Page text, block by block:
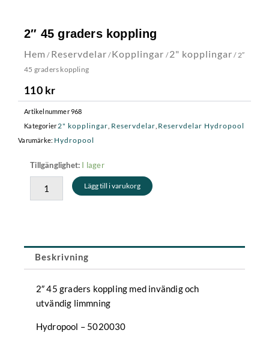
2″ 45 graders koppling
Hem / Reservdelar /Kopplingar /2" kopplingar / 2″
45 graders koppling
110 kr
Artikelnummer968
Kategorier 2" kopplingar Reservdelar Reservdelar Hydropool
Varumärke: Hydropool
Tillgänglighet: I lager
2"
45
graders
koppling
Lägg till i varukorg
Beskrivning
2″ 45 graders koppling med invändig och
utvändig limmning
Hydropool – 5020030